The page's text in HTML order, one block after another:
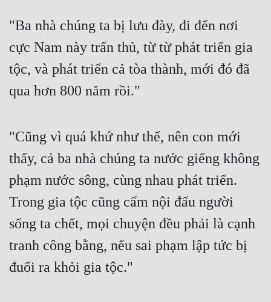
"Ba nhà chúng ta bị lưu đày, đi đến nơi
cực Nam này trấn thủ, từ từ phát triển gia
tộc, và phát triển cả tòa thành, mới đó đã
qua hơn 800 năm rồi."
"Cũng vì quá khứ như thế, nên con mới
thấy, cả ba nhà chúng ta nước giếng không
phạm nước sông, cùng nhau phát triển.
Trong gia tộc cũng cấm nội đấu người
sống ta chết, mọi chuyện đều phải là cạnh
tranh công bằng, nếu sai phạm lập tức bị
đuổi ra khỏi gia tộc."